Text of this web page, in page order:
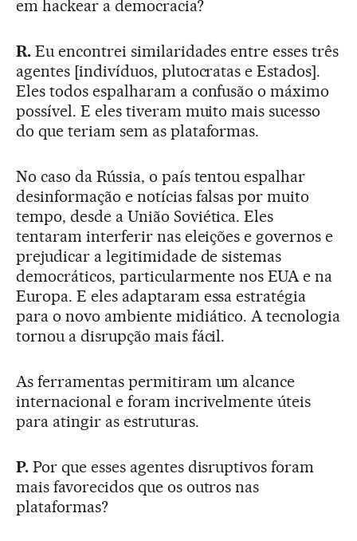
em hackear a democracia?
R.Eu encontrei similaridades entre esses três
agentes [indivíduos, plutocratas e Estados].
Eles todos espalharam a confusão o máximo
possível. E eles tiveram muito mais sucesso
do que teriam sem as plataformas.
No caso da Rússia, o país tentou espalhar
desinformação e notícias falsas por muito
tempo, desde a União Soviética. Eles
tentaram interferir nas eleições e governos e
prejudicar a legitimidade de sistemas
democráticos, particularmente nos EUA e na
Europa. E eles adaptaram essa estratégia
para o novo ambiente midiático. A tecnologia
tornou a disrupção mais fácil.
As ferramentas permitiram um alcance
internacional e foram incrivelmente úteis
para atingir as estruturas.
P.Por que esses agentes disruptivos foram
mais favorecidos que os outros nas
plataformas?